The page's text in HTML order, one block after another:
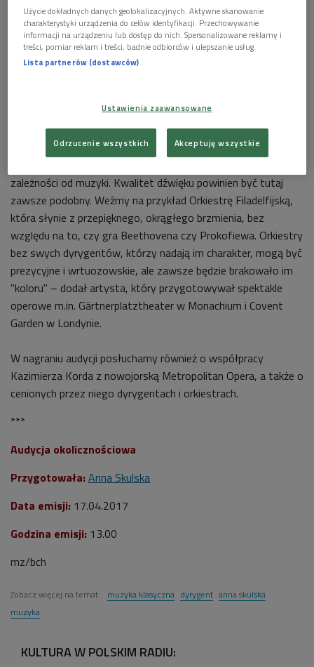
Kazimierz Kord Foto: PAP/Andrzej Rybczyński
zależności od muzyki. Kwalitet dźwięku powinien być tutaj
zawsze podobny. Weźmy na przykład Orkiestrę Filadelfijską,
która słynie z przepięknego, okrągłego brzmienia, bez
względu na to, czy gra Beethovena czy Prokofiewa. Orkiestry
bez swych dyrygentów, którzy nadają im charakter, mogą być
prezycyjne i wrtuozowskie, ale zawsze będzie brakowało im
"koloru" – dodał artysta, który przygotowywał spektakle
operowe m.in. Gärtnerplatztheater w Monachium i Covent
Garden w Londynie.
W nagraniu audycji posłuchamy również o współpracy
Kazimierza Korda z nowojorską Metropolitan Opera, a także o
cenionych przez niego dyrygentach i orkiestrach.
***
Audycja okolicznościowa
Przygotowała: Anna Skulska
Data emisji: 17.04.2017
Godzina emisji: 13.00
mz/bch
Zobacz więcej na temat: muzyka klasyczna dyrygent anna skulska
muzyka
KULTURA W POLSKIM RADIU:
Użycie dokładnych danych geolokalizacyjnych. Aktywne skanowanie
charakterystyki urządzenia do celów identyfikacji. Przechowywanie
informacji na urządzeniu lub dostęp do nich. Spersonalizowane reklamy i
treści, pomiar reklam i treści, badnie odbiorców i ulepszanie usług.
Lista partnerów (dostawców)
Ustawienia zaawansowane
Odrzucenie wszystkich Akceptuję wszystkie